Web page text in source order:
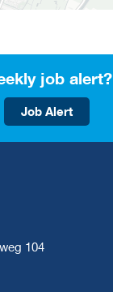
job alert?
Job Alert
104